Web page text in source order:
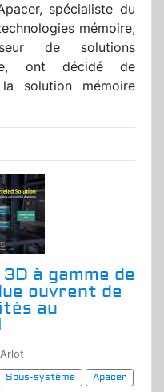
spécialiste du
mémoire,
de solutions
ont décidé de
solution mémoire
à gamme de
ouvrent de
au
Sous-système
Apacer